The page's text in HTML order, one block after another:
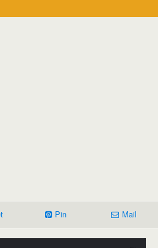
Pin Mail